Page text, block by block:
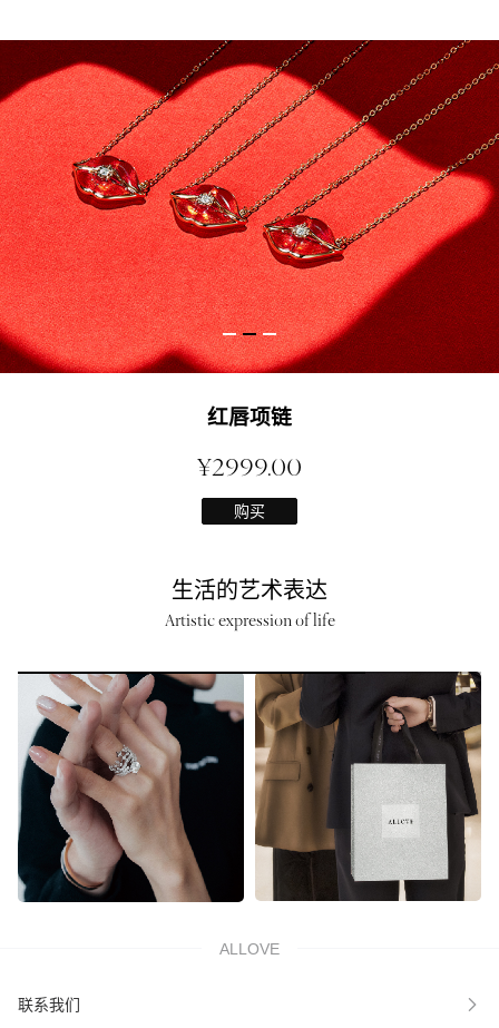
红唇项链
¥2999.00
购买
生活的艺术表达
Artistic expression of life
ALLOVE
联系我们